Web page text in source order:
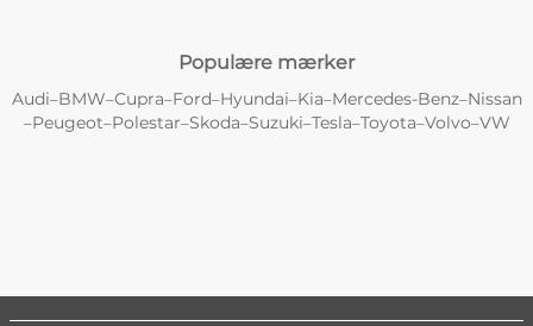
Populære mærker
Audi–BMW–Cupra–Ford–Hyundai–Kia–Mercedes-Benz–Nissan
–Peugeot–Polestar–Skoda–Suzuki–Tesla–Toyota–Volvo–VW